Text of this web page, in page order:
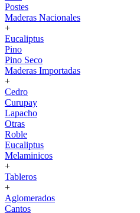
Postes
Maderas Nacionales
+
Eucaliptus
Pino
Pino Seco
Maderas Importadas
+
Cedro
Curupay
Lapacho
Otras
Roble
Eucaliptus
Melaminicos
+
Tableros
+
Aglomerados
Cantos